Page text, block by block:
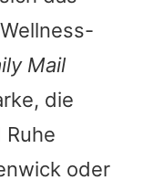
Mail
die
oder